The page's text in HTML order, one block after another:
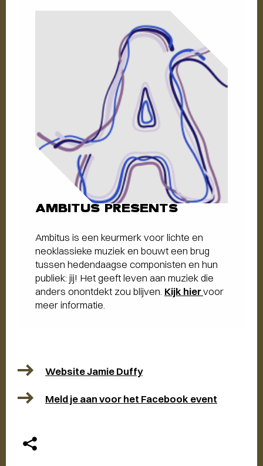
AMBITUS PRESENTS
Ambitus is een keurmerk voor lichte en
neoklassieke muziek en bouwt een brug
tussen hedendaagse componisten en hun
publiek: jij! Het geeft leven aan muziek die
anders onontdekt zou blijven. Kijk hiervoor
meer informatie.
Website Jamie Duffy
Meld je aan voor het Facebook event